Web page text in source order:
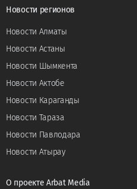
Новости регионов
Новости Алматы
Новости Астаны
Новости Шымкента
Новости Актобе
Новости Караганды
Новости Тараза
Новости Павлодара
Новости Атырау
О проекте Arbat Media